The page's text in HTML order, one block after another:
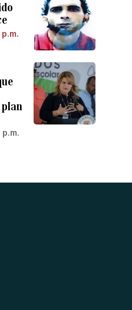
plan